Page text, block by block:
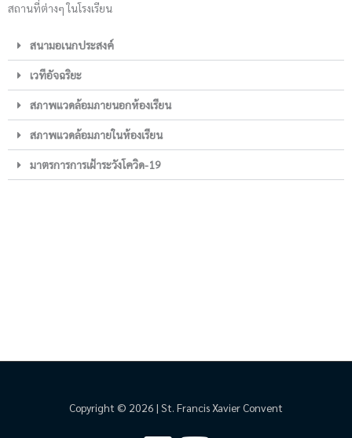
สถานที่ต่างๆ ในโรงเรียน
สนามอเนกประสงค์
เวทีอัจฉริยะ
สภาพแวดล้อมภายนอกห้องเรียน
สภาพแวดล้อมภายในห้องเรียน
มาตรการการเฝ้าระวังโควิด-19
Copyright © 2026 | St. Francis Xavier Convent